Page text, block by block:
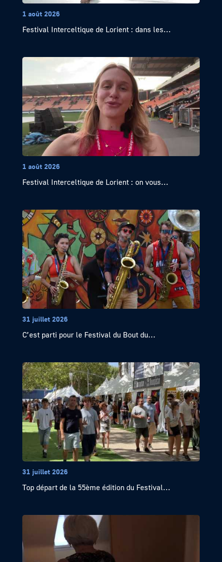
1 août 2026
Festival Interceltique de Lorient : dans les...
1 août 2026
Festival Interceltique de Lorient : on vous...
31 juillet 2026
C’est parti pour le Festival du Bout du...
31 juillet 2026
Top départ de la 55ème édition du Festival...